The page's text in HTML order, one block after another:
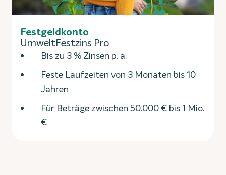
Festgeldkonto
UmweltFestzins Pro
Bis zu 3 % Zinsen p. a.
Feste Laufzeiten von 3 Monaten bis 10
Jahren
Für Beträge zwischen 50.000 € bis 1 Mio.
€